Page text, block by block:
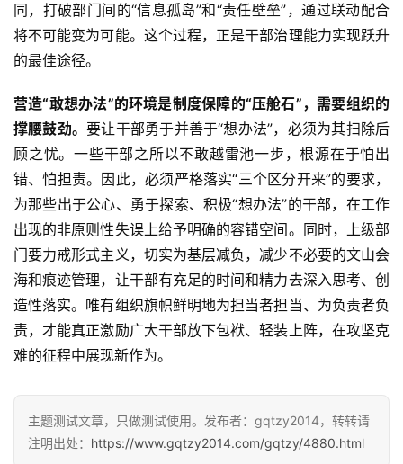
首
页
文
章
分
类
专
题
列
同，打破部门间的“信息孤岛”和“责任壁垒”，通过联动配合
将不可能变为可能。这个过程，正是干部治理能力实现跃升
的最佳途径。
营造“敢想办法”的环境是制度保障的“压舱石”，需要组织的
撑腰鼓劲。要让干部勇于并善于“想办法”，必须为其扫除后
顾之忧。一些干部之所以不敢越雷池一步，根源在于怕出
错、怕担责。因此，必须严格落实“三个区分开来”的要求，
为那些出于公心、勇于探索、积极“想办法”的干部，在工作
出现的非原则性失误上给予明确的容错空间。同时，上级部
门要力戒形式主义，切实为基层减负，减少不必要的文山会
海和痕迹管理，让干部有充足的时间和精力去深入思考、创
造性落实。唯有组织旗帜鲜明地为担当者担当、为负责者负
责，才能真正激励广大干部放下包袱、轻装上阵，在攻坚克
难的征程中展现新作为。
主题测试文章，只做测试使用。发布者：gqtzy2014，转转请
注明出处： https://www.gqtzy2014.com/gqtzy/4880.html